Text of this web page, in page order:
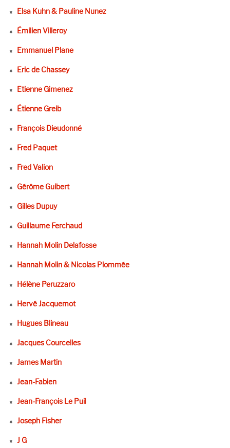
Elsa Kuhn & Pauline Nunez
Émilien Villeroy
Emmanuel Plane
Eric de Chassey
Etienne Gimenez
Étienne Greib
François Dieudonné
Fred Paquet
Fred Valion
Gérôme Guibert
Gilles Dupuy
Guillaume Ferchaud
Hannah Molin Delafosse
Hannah Molin & Nicolas Plommée
Hélène Peruzzaro
Hervé Jacquemot
Hugues Blineau
Jacques Courcelles
James Martin
Jean-Fabien
Jean-François Le Puil
Joseph Fisher
J G